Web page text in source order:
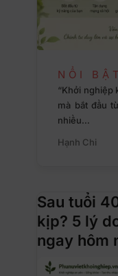
NỔI BẬT
“Khởi nghiệp
mà bắt đầu
nhiều…
Hạnh Chi
Sau tuổi
kịp? 5 lý
ngay hôm